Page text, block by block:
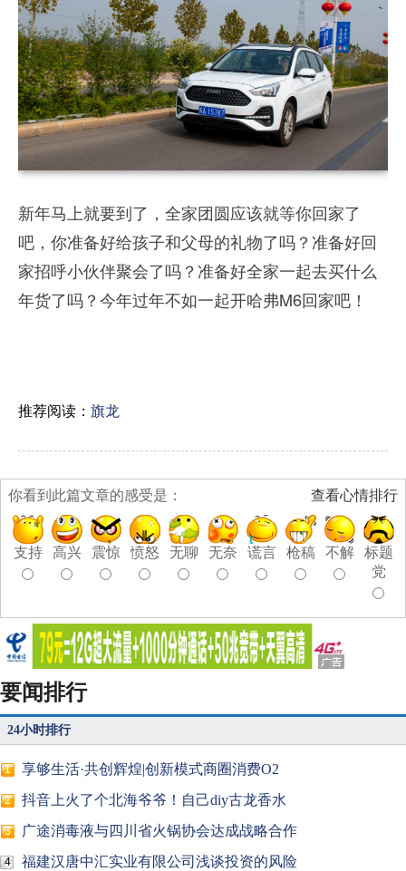
新年马上就要到了，全家团圆应该就等你回家了
吧，你准备好给孩子和父母的礼物了吗？准备好回
家招呼小伙伴聚会了吗？准备好全家一起去买什么
年货了吗？今年过年不如一起开哈弗M6回家吧！
推荐阅读： 旗龙
查看心情排行
你看到此篇文章的感受是：
支持 高兴 震惊 愤怒 无聊 无奈 谎言 枪稿 不解
标题
党
要闻排行
24小时排行
1 享够生活·共创辉煌|创新模式商圈消费O2
2 抖音上火了个北海爷爷！自己diy古龙香水
3 广途消毒液与四川省火锅协会达成战略合作
4 福建汉唐中汇实业有限公司浅谈投资的风险